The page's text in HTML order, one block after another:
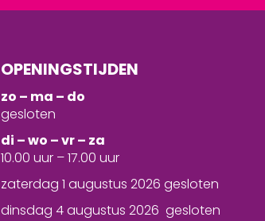
OPENINGSTIJDEN
zo – ma – do
gesloten
di – wo – vr – za
10.00 uur – 17.00 uur
zaterdag 1 augustus 2026 gesloten
dinsdag 4 augustus 2026 gesloten